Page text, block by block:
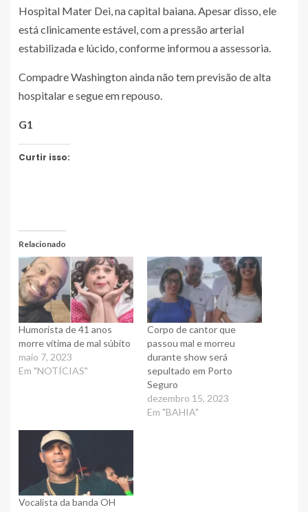
Hospital Mater Dei, na capital baiana. Apesar disso, ele
está clinicamente estável, com a pressão arterial
estabilizada e lúcido, conforme informou a assessoria.
Compadre Washington ainda não tem previsão de alta
hospitalar e segue em repouso.
G1
Curtir isso:
Relacionado
Humorista de 41 anos
morre vítima de mal súbito
maio 7, 2023
Em "NOTÍCIAS"
Corpo de cantor que
passou mal e morreu
durante show será
sepultado em Porto
Seguro
dezembro 15, 2023
Em "BAHIA"
Vocalista da banda OH